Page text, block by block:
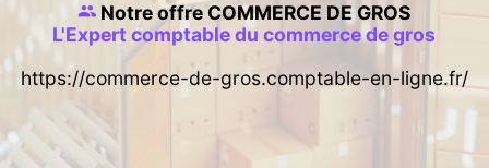
Notre offre COMMERCE DE GROS
L'Expert comptable du commerce de gros
https://commerce-de-gros.comptable-en-ligne.fr/